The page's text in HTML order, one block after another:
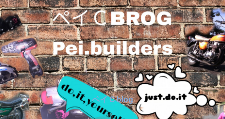
ペイＣblog